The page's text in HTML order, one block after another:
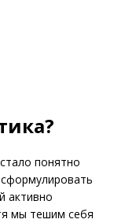
понятно
активно
мы тешим себя